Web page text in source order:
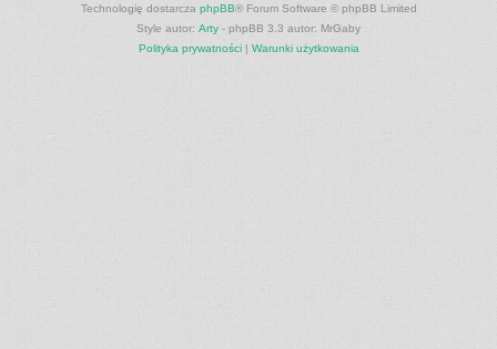
Technologię dostarcza phpBB® Forum Software © phpBB Limited
Style autor: Arty - phpBB 3.3 autor: MrGaby
Polityka prywatności| Warunki użytkowania